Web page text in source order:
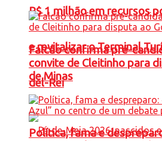
R$ 1 milhão em recursos
e revitalizar o Terminal
del-Rei
Falcão confirma pré-
convite de Cleitinho para
de Minas
Política, fama e